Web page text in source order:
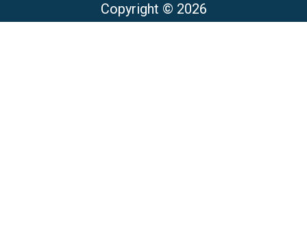
Copyright © 2026